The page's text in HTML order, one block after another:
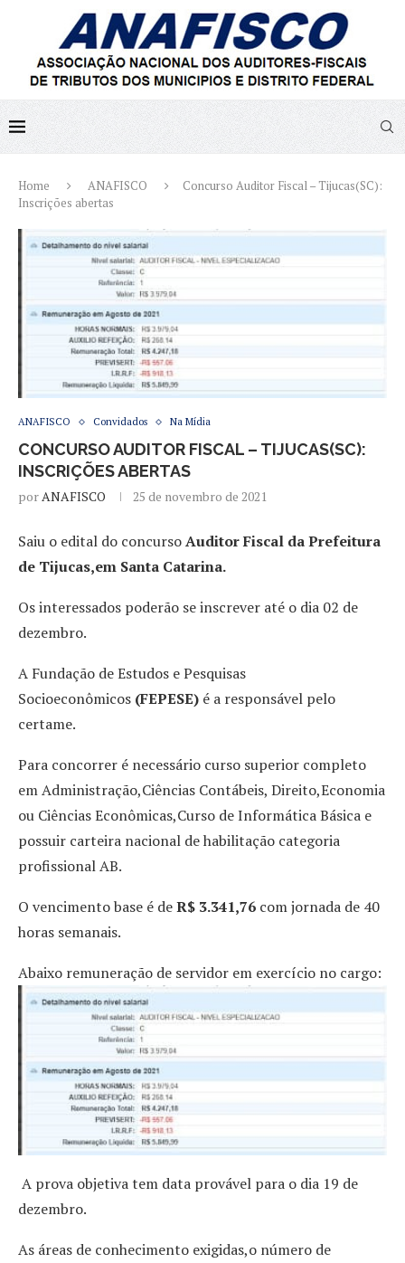
Home ANAFISCO
Concurso Auditor Fiscal – Tijucas(SC):
Inscrições abertas
ANAFISCO Convidados Na Mídia
CONCURSO AUDITOR FISCAL – TIJUCAS(SC):
INSCRIÇÕES ABERTAS
porANAFISCO 25 de novembro de 2021
Saiu o edital do concursoAuditor Fiscal da Prefeitura
de Tijucas,em Santa Catarina.
Os interessados poderão se inscrever até o dia 02 de
dezembro.
A Fundação de Estudos e Pesquisas
Socioeconômicos (FEPESE) é a responsável pelo
certame.
Para concorrer é necessário curso superior completo
em Administração,Ciências Contábeis, Direito,Economia
ou Ciências Econômicas,Curso de Informática Básica e
possuir carteira nacional de habilitação categoria
profissional AB.
O vencimento base é deR$ 3.341,76 com jornada de 40
horas semanais.
Abaixo remuneração de servidor em exercício no cargo:
A prova objetiva tem data provável para o dia 19 de
dezembro.
As áreas de conhecimento exigidas,o número de